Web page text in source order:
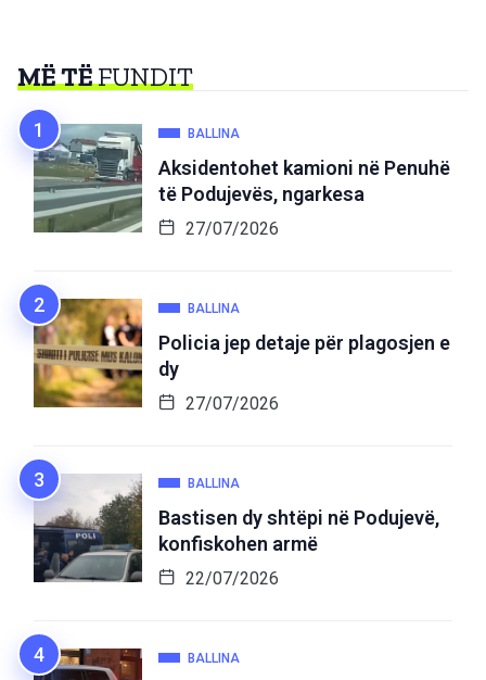
MË TËFUNDIT
BALLINA
Aksidentohet kamioni në Penuhë
të Podujevës, ngarkesa
27/07/2026
BALLINA
Policia jep detaje për plagosjen e
dy
27/07/2026
BALLINA
Bastisen dy shtëpi në Podujevë,
konfiskohen armë
22/07/2026
BALLINA